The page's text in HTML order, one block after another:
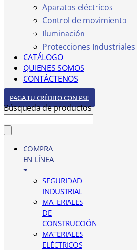
Aparatos eléctricos
Control de movimiento
Iluminación
Protecciones
CATÁLOGO
QUIENES SOMOS
CONTÁCTENOS
PAGA TU CRÉDITO CON PSE
Búsqueda de productos
COMPRA
EN LÍNEA
SEGURIDAD
INDUSTRIAL
MATERIALES
DE
CONSTRUCCIÓN
MATERIALES
ELÉCTRICOS